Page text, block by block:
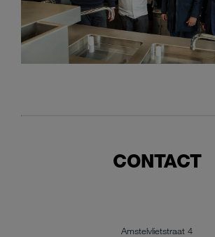
CONTACT
Amstelvlietstraat 4